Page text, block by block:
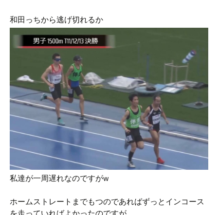
和田っちから逃げ切れるか
私達が一周遅れなのですがw
ホームストレートまでもつのであればずっとインコース
を走っていればよかったのですが